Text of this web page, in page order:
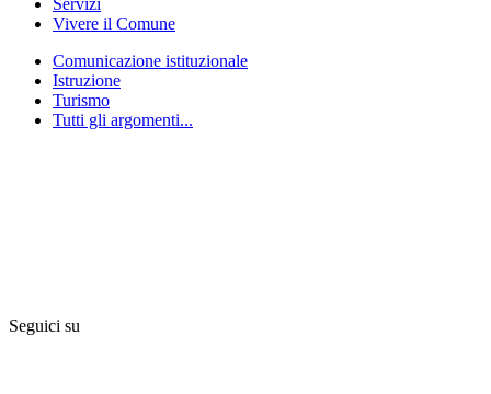
Servizi
Vivere il Comune
Comunicazione istituzionale
Istruzione
Turismo
Tutti gli argomenti...
Seguici su